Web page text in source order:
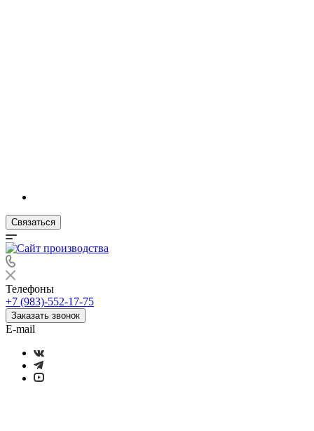
Связаться
Телефоны
+7 (983)-552-17-75
Заказать звонок
E-mail